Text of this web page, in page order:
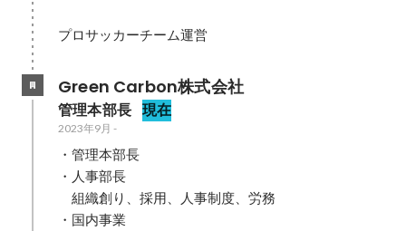
プロサッカーチーム運営
Green Carbon株式会社
管理本部長 現在
2023年9月 -
・管理本部長
・人事部長
組織創り、採用、人事制度、労務
・国内事業